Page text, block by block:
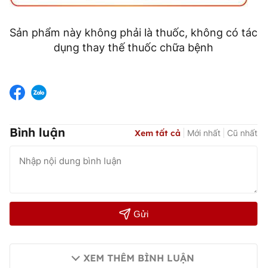
Sản phẩm này không phải là thuốc, không có tác
dụng thay thế thuốc chữa bệnh
Bình luận Xem tất cả Mới nhất Cũ nhất
Gửi
XEM THÊM BÌNH LUẬN